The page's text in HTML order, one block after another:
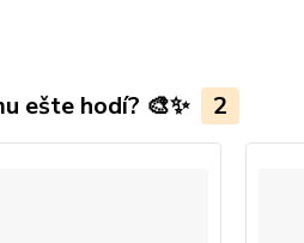
ešte hodí? 🎨✨ 2